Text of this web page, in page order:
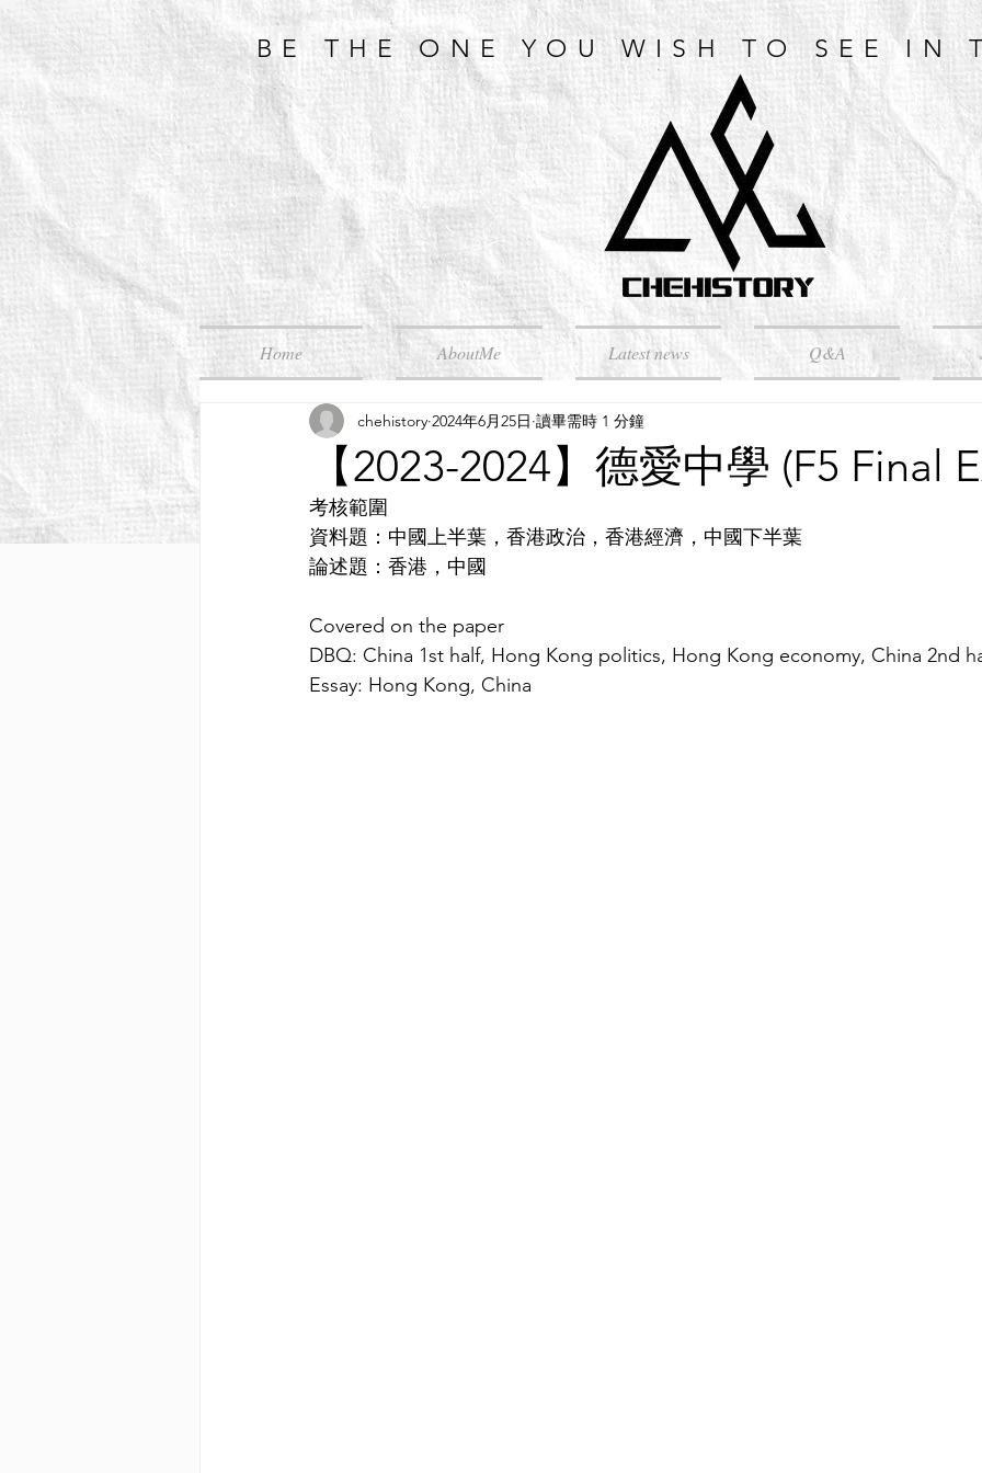
BE THE ONE YOU WISH TO SEE IN
Home AboutMe Latest news Q&A
【2023-2024】德愛中學 (F5 Final
chehistory 2024年6月25日 讀畢需時 1 分鐘
考核範圍
資料題：中國上半葉，香港政治，香港經濟，中國下半葉
論述題：香港，中國
Covered on the paper
DBQ: China 1st half, Hong Kong politics, Hong Kong economy, China 2nd
Essay: Hong Kong, China